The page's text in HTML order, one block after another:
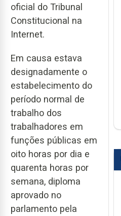
oficial do Tribunal
Constitucional na
Internet.
Em causa estava
designadamente o
estabelecimento do
período normal de
trabalho dos
trabalhadores em
funções públicas em
oito horas por dia e
quarenta horas por
semana, diploma
aprovado no
parlamento pela